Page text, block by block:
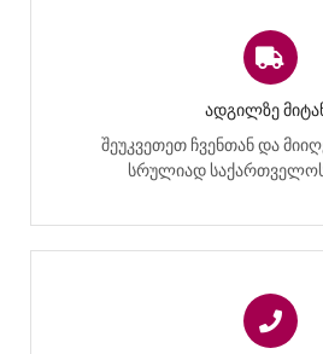
ᲐᲓᲒᲘᲚᲖᲔ
შეუკვეთეთ ჩვენთან და
სრულიად საქართველოს